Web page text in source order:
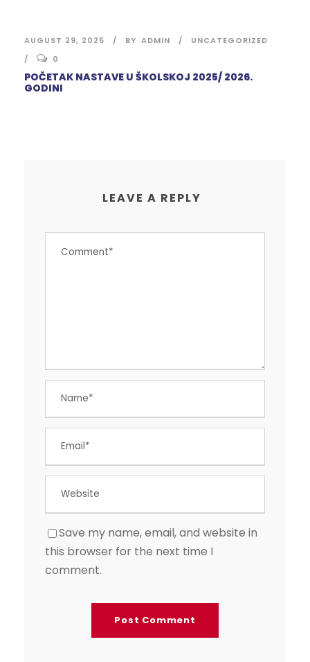
AUGUST 29, 2025 BY ADMIN
UNCATEGORIZED
0
POČETAK NASTAVE U ŠKOLSKOJ 2025/ 2026.
GODINI
LEAVE A REPLY
Save my name, email, and website in
this browser for the next time I
comment.